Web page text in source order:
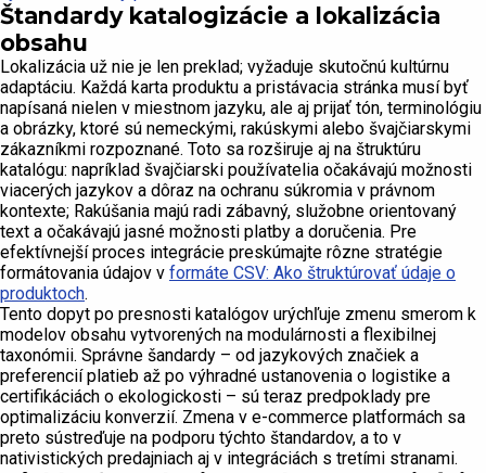
Štandardy katalogizácie a lokalizácia
obsahu
Lokalizácia už nie je len preklad; vyžaduje skutočnú kultúrnu
adaptáciu. Každá karta produktu a pristávacia stránka musí byť
napísaná nielen v miestnom jazyku, ale aj prijať tón, terminológiu
a obrázky, ktoré sú nemeckými, rakúskymi alebo švajčiarskymi
zákazníkmi rozpoznané. Toto sa rozširuje aj na štruktúru
katalógu: napríklad švajčiarski používatelia očakávajú možnosti
viacerých jazykov a dôraz na ochranu súkromia v právnom
kontexte; Rakúšania majú radi zábavný, služobne orientovaný
text a očakávajú jasné možnosti platby a doručenia. Pre
efektívnejší proces integrácie preskúmajte rôzne stratégie
formátovania údajov v formáte CSV: Ako štruktúrovať údaje o
produktoch.
Tento dopyt po presnosti katalógov urýchľuje zmenu smerom k
modelov obsahu vytvorených na modulárnosti a flexibilnej
taxonómii. Správne šandardy – od jazykových značiek a
preferencií platieb až po výhradné ustanovenia o logistike a
certifikáciách o ekologickosti – sú teraz predpoklady pre
optimalizáciu konverzií. Zmena v e-commerce platformách sa
preto sústreďuje na podporu týchto štandardov, a to v
nativistických predajniach aj v integráciách s tretími stranami.